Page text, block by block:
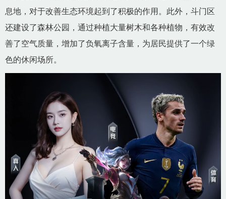
息地，对于改善生态环境起到了积极的作用。此外，斗门区
还建设了森林公园，通过种植大量树木和各种植物，有效改
善了空气质量，增加了负氧离子含量，为居民提供了一个绿
色的休闲场所。